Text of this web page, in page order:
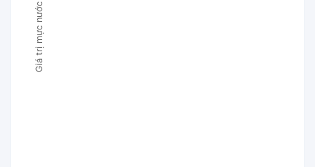
Giá trị mực nước